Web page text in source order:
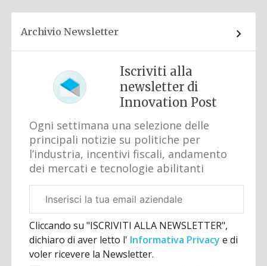
Archivio Newsletter
Iscriviti alla
newsletter di
Innovation Post
Ogni settimana una selezione delle
principali notizie su politiche per
l’industria, incentivi fiscali, andamento
dei mercati e tecnologie abilitanti
aziendale
Cliccando su "ISCRIVITI ALLA NEWSLETTER",
dichiaro di aver letto l' Informativa Privacye di
voler ricevere la Newsletter.